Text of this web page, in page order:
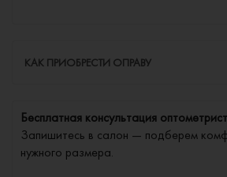
КАК ПРИОБРЕСТИ ОПРАВУ
Бесплатная консультация
Запишитесь в салон — подберем
нужного размера.